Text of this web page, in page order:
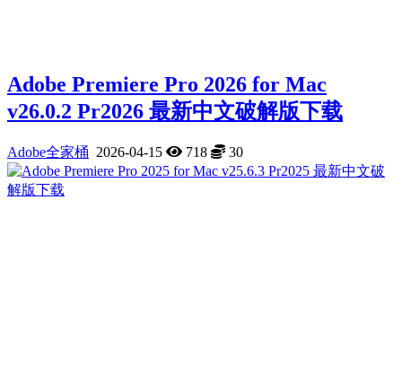
Adobe Premiere Pro 2026 for Mac
v26.0.2 Pr2026 最新中文破解版下载
Adobe全家桶 2026-04-15 718 30